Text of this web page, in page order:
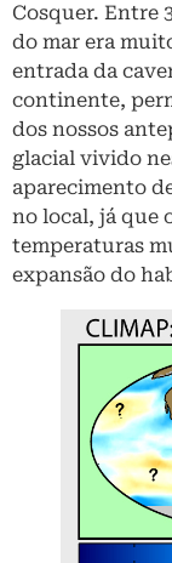
Cosquer. Entre
do mar era
entrada da
continente,
dos nossos
glacial vivido
aparecimento
no local, já que
temperaturas
expansão do